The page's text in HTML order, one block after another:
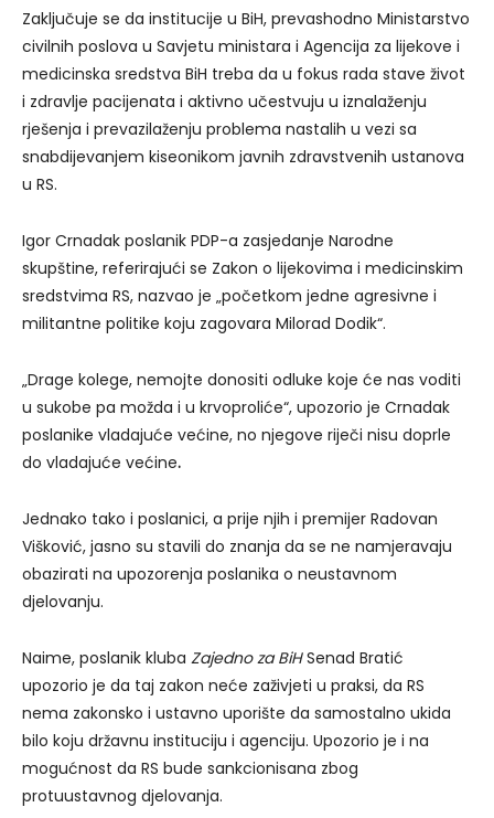
Zaključuje se da institucije u BiH, prevashodno Ministarstvo
civilnih poslova u Savjetu ministara i Agencija za lijekove i
medicinska sredstva BiH treba da u fokus rada stave život
i zdravlje pacijenata i aktivno učestvuju u iznalaženju
rješenja i prevazilaženju problema nastalih u vezi sa
snabdijevanjem kiseonikom javnih zdravstvenih ustanova
u RS.
Igor Crnadak poslanik PDP-a zasjedanje Narodne
skupštine, referirajući se Zakon o lijekovima i medicinskim
sredstvima RS, nazvao je „početkom jedne agresivne i
militantne politike koju zagovara Milorad Dodik“.
„Drage kolege, nemojte donositi odluke koje će nas voditi
u sukobe pa možda i u krvoproliće“, upozorio je Crnadak
poslanike vladajuće većine, no njegove riječi nisu doprle
do vladajuće većine.
Jednako tako i poslanici, a prije njih i premijer Radovan
Višković, jasno su stavili do znanja da se ne namjeravaju
obazirati na upozorenja poslanika o neustavnom
djelovanju.
Naime, poslanik kluba Zajedno za BiHSenad Bratić
upozorio je da taj zakon neće zaživjeti u praksi, da RS
nema zakonsko i ustavno uporište da samostalno ukida
bilo koju državnu instituciju i agenciju. Upozorio je i na
mogućnost da RS bude sankcionisana zbog
protuustavnog djelovanja.